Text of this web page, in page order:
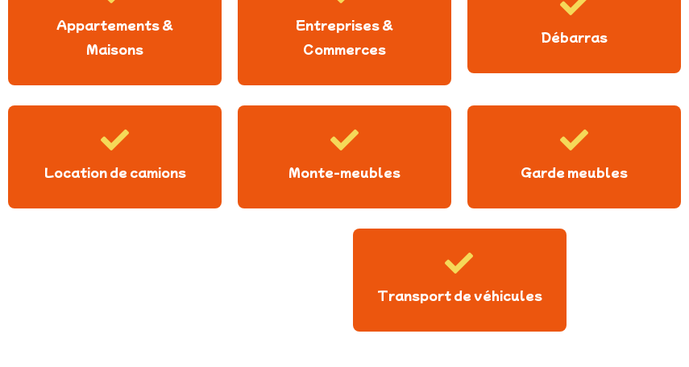
Appartements &
Maisons
Entreprises &
Commerces
Débarras
Location de camions Monte-meubles Garde meubles
Transport de véhicules